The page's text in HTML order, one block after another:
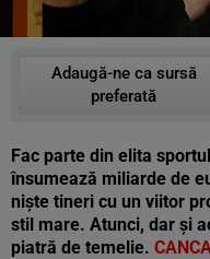
Adaugă-ne ca sursă
preferată
Fac parte din elita
însumează miliarde de
niște tineri cu un viitor
stil mare. Atunci, dar și
piatră de temelie.